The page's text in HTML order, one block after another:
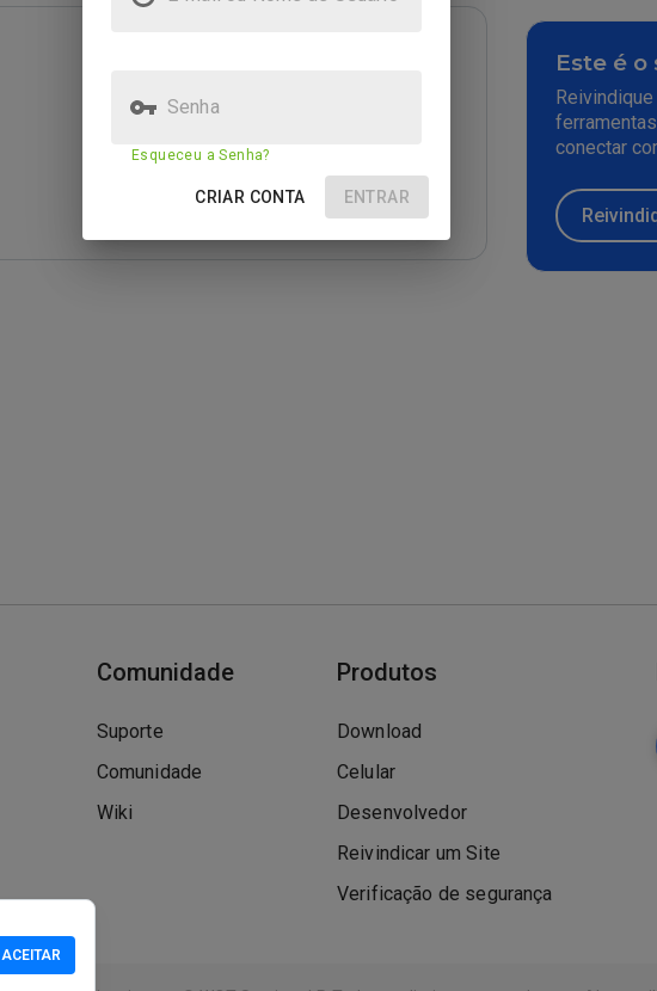
Este é o
conectar
Comunidade
Suporte
Comunidade
Wiki
Produtos
Download
Celular
Desenvolvedor
Reivindicar um Site
Verificação de segurança
ACEITAR
Senha
Esqueceu a Senha?
CRIAR CONTA ENTRAR